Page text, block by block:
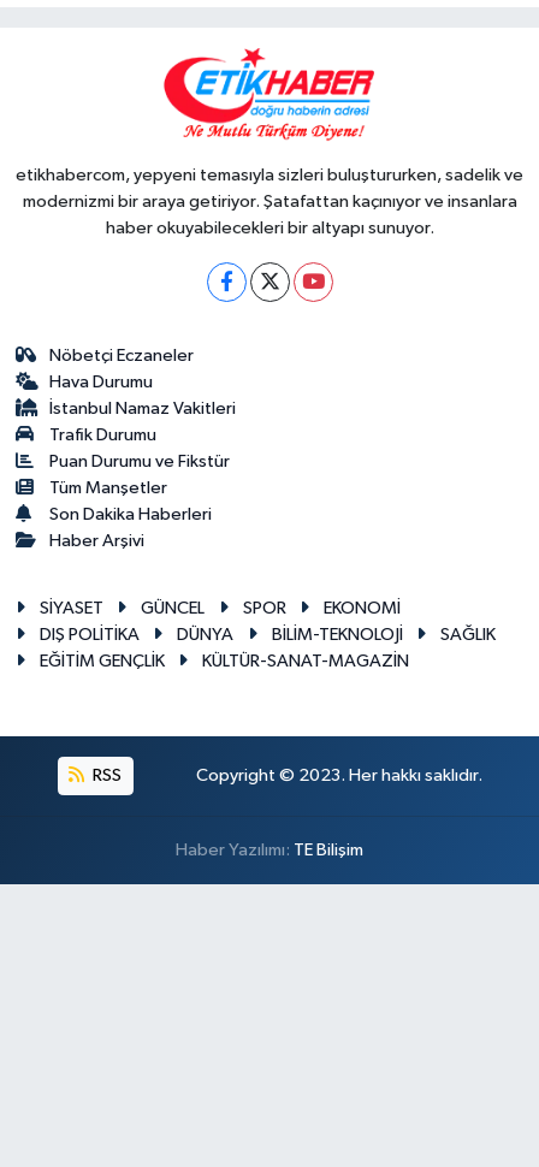
etikhabercom, yepyeni temasıyla sizleri buluştururken, sadelik ve
modernizmi bir araya getiriyor. Şatafattan kaçınıyor ve insanlara
haber okuyabilecekleri bir altyapı sunuyor.
Nöbetçi Eczaneler
Hava Durumu
İstanbul Namaz Vakitleri
Trafik Durumu
Puan Durumu ve Fikstür
Tüm Manşetler
Son Dakika Haberleri
Haber Arşivi
SİYASET GÜNCEL SPOR
EKONOMİ
DIŞ POLİTİKA
DÜNYA BİLİM-TEKNOLOJİ
SAĞLIK
EĞİTİM GENÇLİK
KÜLTÜR-SANAT-MAGAZİN
RSS Copyright © 2023. Her hakkı saklıdır.
Haber Yazılımı: TE Bilişim